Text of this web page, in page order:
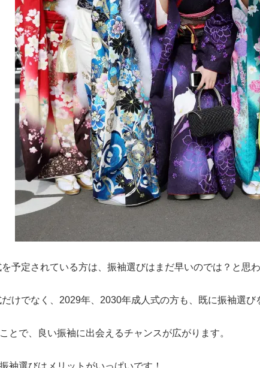
予定されている方は、振袖選びはまだ早いのでは？と思
けでなく、2029年、2030年成人式の方も、既に振袖選び
とで、良い振袖に出会えるチャンスが広がります。